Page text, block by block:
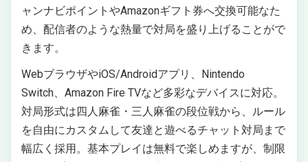
ャンナビポイントやAmazonギフト券へ交換可能なた
め、配信者のような熱量で対局を盛り上げることがで
きます。
WebブラウザやiOS/Androidアプリ、Nintendo
Switch、Amazon Fire TVなど多彩なデバイスに対応。
対局形式は四人麻雀・三人麻雀の段位戦から、ルール
を自由にカスタムして友達と遊べるチャット対局まで
幅広く採用。基本プレイは無料で楽しめますが、制限